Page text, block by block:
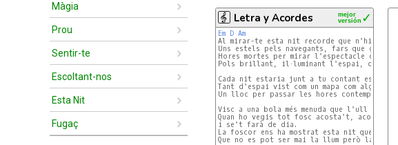
Màgia
Prou
Sentir-te
Escoltant-nos
Esta Nit
Fugaç
Letra y Acordes ✓
mejor
versión
Em D Am
Al mirar-te esta nit recorde que n'hi ha
Uns estels pels navegants, fars que guien
Hores mortes per mirar l'espectacle de la
Pols brillant, il·luminant l'espai, on pel
Cada nit estaria junt a tu contant
Tant d'espai vist com un mapa com algo que
Un lloc per passar les hores contemplant
Visc a una bola més menuda que l'ull on si
Quan ho vegis tot fosc acosta't, acosta't,
i se't farà de dia.
La foscor ens ha mostrat esta nit que
Que no es pot ser mai la llum però la